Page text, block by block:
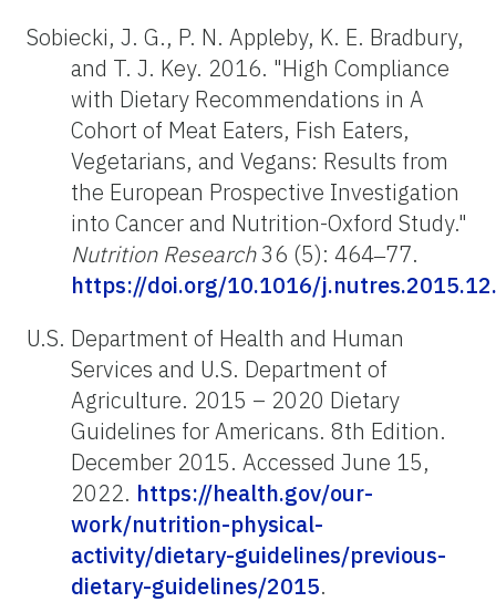
Sobiecki, J. G., P. N. Appleby, K. E. Bradbury,
and T. J. Key. 2016. "High Compliance
with Dietary Recommendations in A
Cohort of Meat Eaters, Fish Eaters,
Vegetarians, and Vegans: Results from
the European Prospective Investigation
into Cancer and Nutrition-Oxford Study."
Nutrition Research36 (5): 464‒77.
https://doi.org/10.1016/
U.S. Department of Health and Human
Services and U.S. Department of
Agriculture. 2015 – 2020 Dietary
Guidelines for Americans. 8th Edition.
December 2015. Accessed June 15,
2022. https://health.gov/our-
work/nutrition-physical-
activity/dietary-guidelines/previous-
dietary-guidelines/2015.